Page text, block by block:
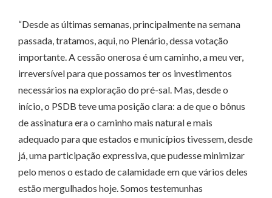
“Desde as últimas semanas, principalmente na semana
passada, tratamos, aqui, no Plenário, dessa votação
importante. A cessão onerosa é um caminho, a meu ver,
irreversível para que possamos ter os investimentos
necessários na exploração do pré-sal. Mas, desde o
início, o PSDB teve uma posição clara: a de que o bônus
de assinatura era o caminho mais natural e mais
adequado para que estados e municípios tivessem, desde
já, uma participação expressiva, que pudesse minimizar
pelo menos o estado de calamidade em que vários deles
estão mergulhados hoje. Somos testemunhas